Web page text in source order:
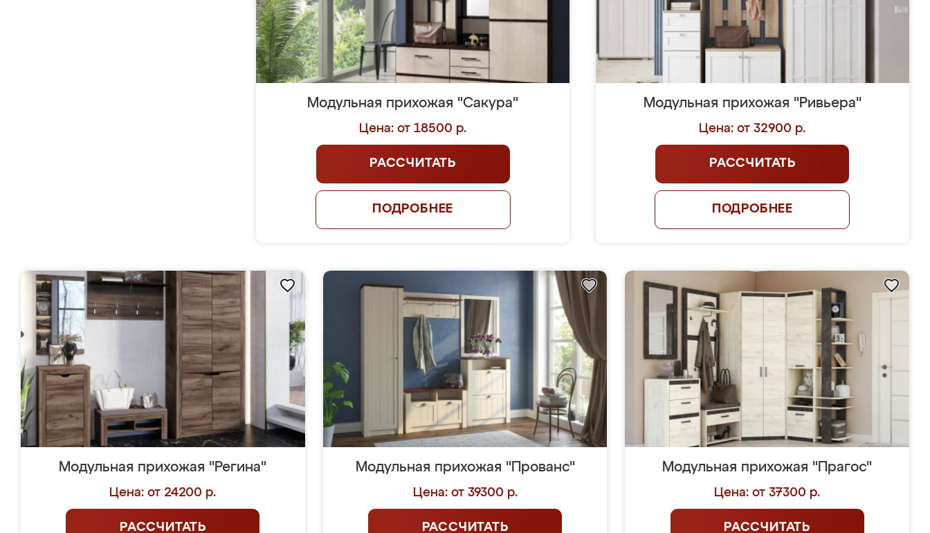
Модульная прихожая "Сакура"
Цена: от 18500 р.
РАССЧИТАТЬ
ПОДРОБНЕЕ
Модульная прихожая "Ривьера"
Цена: от 32900 р.
РАССЧИТАТЬ
ПОДРОБНЕЕ
Модульная прихожая "Регина"
Цена: от 24200 р.
РАССЧИТАТЬ
Модульная прихожая "Прованс"
Цена: от 39300 р.
РАССЧИТАТЬ
Модульная прихожая "Прагос"
Цена: от 37300 р.
РАССЧИТАТЬ